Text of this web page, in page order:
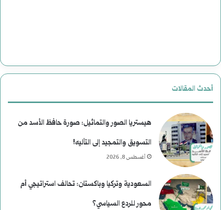
أحدث المقالات
هيستريا الصور والتماثيل: صورة حافظ الأسد من
التسويق والتمجيد إلى التأليه!
أغسطس 8, 2026
السعودية وتركيا وباكستان: تحالف استراتيجي أم
محور للردع السياسي؟